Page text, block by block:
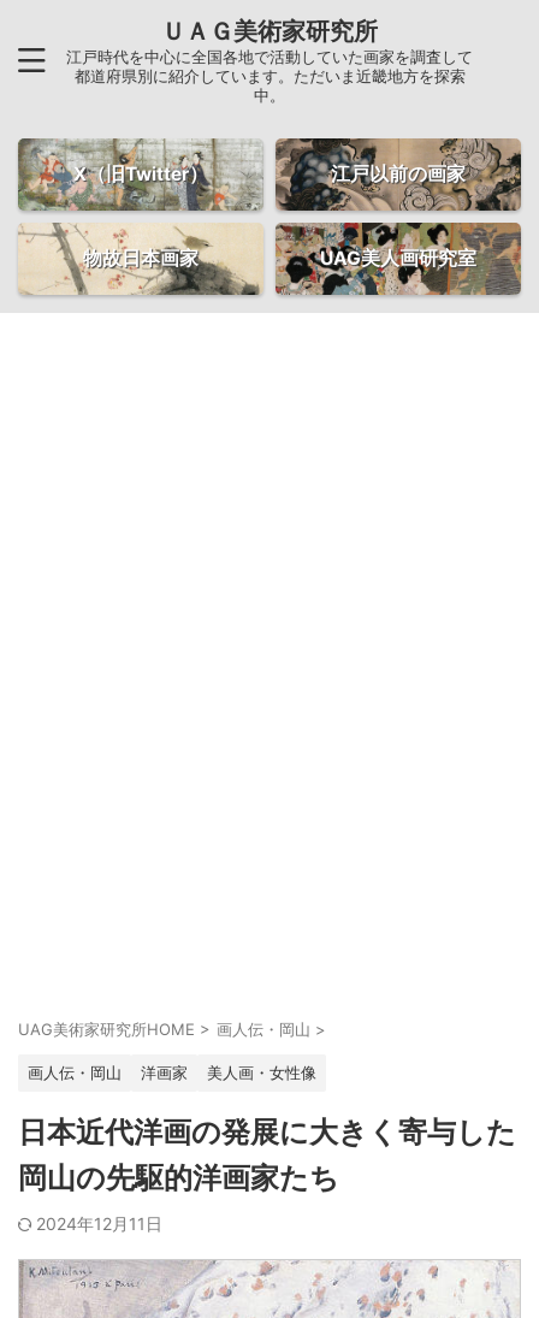
ＵＡＧ美術家研究所
江戸時代を中心に全国各地で活動していた画家を調査して
都道府県別に紹介しています。ただいま近畿地方を探索
中。
X（旧Twitter） 江戸以前の画家
物故日本画家 UAG美人画研究室
UAG美術家研究所HOME > 画人伝・岡山 >
画人伝・岡山 洋画家 美人画・女性像
日本近代洋画の発展に大きく寄与した
岡山の先駆的洋画家たち
2024年12月11日